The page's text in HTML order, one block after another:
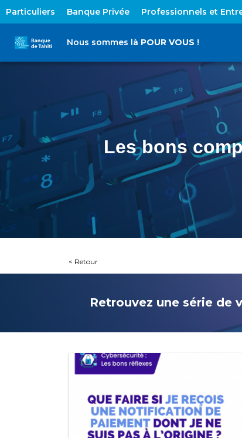
Particuliers Banque Privée Professionnels et
Nous sommes là POUR VOUS !
Les bons
< Retour
Retrouvez une série de